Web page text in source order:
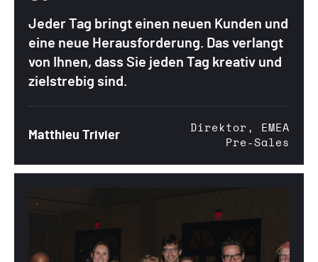
Jeder Tag bringt einen neuen Kunden und
eine neue Herausforderung. Das verlangt
von Ihnen, dass Sie jeden Tag kreativ und
zielstrebig sind.
Matthieu Trivier
Direktor, EMEA
Pre-Sales